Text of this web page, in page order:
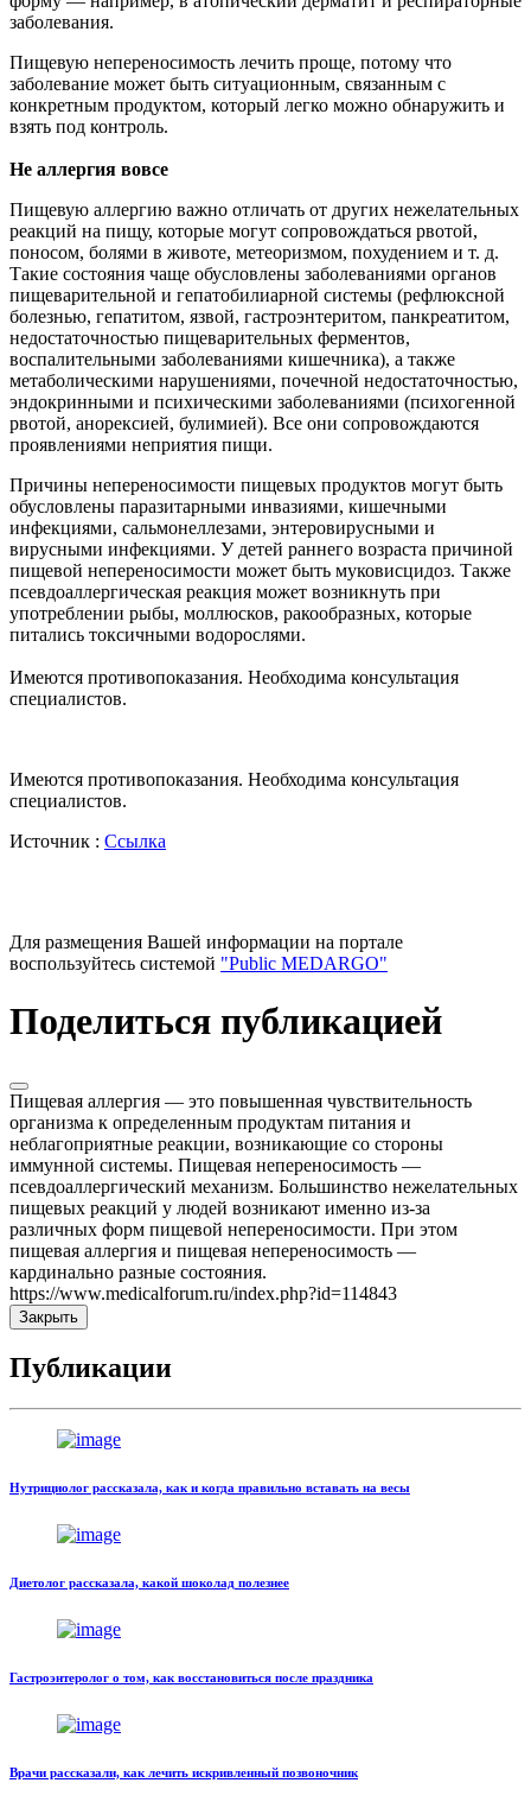
заболевания.
Пищевую непереносимость лечить проще, потому что
заболевание может быть ситуационным, связанным с
конкретным продуктом, который легко можно обнаружить и
взять под контроль.
Не аллергия вовсе
Пищевую аллергию важно отличать от других нежелательных
реакций на пищу, которые могут сопровождаться рвотой,
поносом, болями в животе, метеоризмом, похудением и т. д.
Такие состояния чаще обусловлены заболеваниями органов
пищеварительной и гепатобилиарной системы (рефлюксной
болезнью, гепатитом, язвой, гастроэнтеритом, панкреатитом,
недостаточностью пищеварительных ферментов,
воспалительными заболеваниями кишечника), а также
метаболическими нарушениями, почечной недостаточностью,
эндокринными и психическими заболеваниями (психогенной
рвотой, анорексией, булимией). Все они сопровождаются
проявлениями неприятия пищи.
Причины непереносимости пищевых продуктов могут быть
обусловлены паразитарными инвазиями, кишечными
инфекциями, сальмонеллезами, энтеровирусными и
вирусными инфекциями. У детей раннего возраста причиной
пищевой непереносимости может быть муковисцидоз. Также
псевдоаллергическая реакция может возникнуть при
употреблении рыбы, моллюсков, ракообразных, которые
питались токсичными водорослями.
Имеются противопоказания. Необходима консультация
специалистов.
Имеются противопоказания. Необходима консультация
специалистов.
Источник : Ссылка
Для размещения Вашей информации на портале
воспользуйтесь системой "Public MEDARGO"
Поделиться публикацией
Пищевая аллергия — это повышенная чувствительность
организма к определенным продуктам питания и
неблагоприятные реакции, возникающие со стороны
иммунной системы. Пищевая непереносимость —
псевдоаллергический механизм. Большинство нежелательных
пищевых реакций у людей возникают именно из-за
различных форм пищевой непереносимости. При этом
пищевая аллергия и пищевая непереносимость —
кардинально разные состояния.
https://www.medicalforum.ru/index.php?id=114843
Закрыть
Публикации
Нутрициолог рассказала, как и когда правильно вставать на весы
Диетолог рассказала, какой шоколад полезнее
Гастроэнтеролог о том, как восстановиться после праздника
Врачи рассказали, как лечить искривленный позвоночник